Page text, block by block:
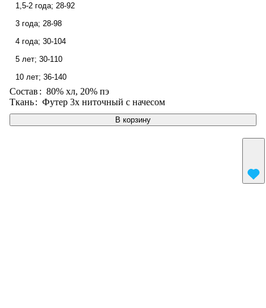
В корзину
1,5-2 года; 28-92
3 года; 28-98
4 года; 30-104
5 лет; 30-110
10 лет; 36-140
Состав: 80% хл, 20% пэ
Ткань: Футер 3х ниточный с начесом